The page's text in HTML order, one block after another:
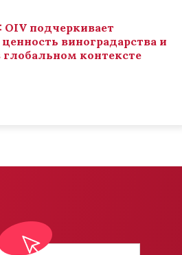
OIV подчеркивает
виноградарства и
контексте